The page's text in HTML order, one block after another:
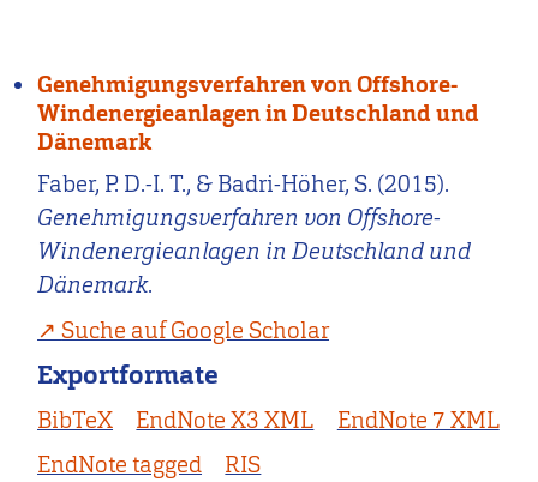
Genehmigungsverfahren von Offshore-
Windenergieanlagen in Deutschland und
Dänemark
Faber, P. D.-I. T., & Badri-Höher, S. (2015).
Genehmigungsverfahren von Offshore-
Windenergieanlagen in Deutschland und
Dänemark.
Suche auf Google Scholar
Exportformate
BibTeX EndNote X3 XML
EndNote 7 XML
EndNote tagged
RIS